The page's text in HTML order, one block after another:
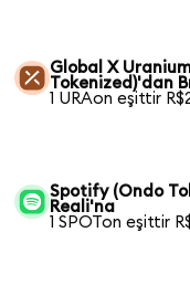
Global X
Tokenized)'dan
1 URAon eşittir
Spotify (Ondo
Reali'na
1 SPOTon eşittir